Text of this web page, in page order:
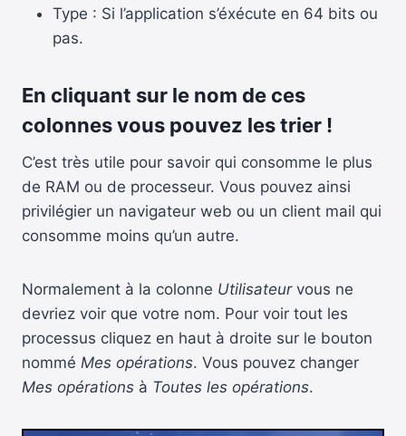
Type : Si l’application s’éxécute en 64 bits ou
pas.
En cliquant sur le nom de ces
colonnes vous pouvez les trier !
C’est très utile pour savoir qui consomme le plus
de RAM ou de processeur. Vous pouvez ainsi
privilégier un navigateur web ou un client mail qui
consomme moins qu’un autre.
Normalement à la colonne Utilisateurvous ne
devriez voir que votre nom. Pour voir tout les
processus cliquez en haut à droite sur le bouton
nommé Mes opérations. Vous pouvez changer
Mes opérations à Toutes les opérations.